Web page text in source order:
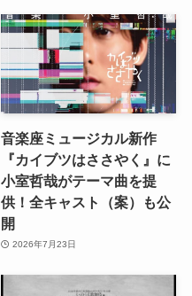
音楽座ミュージカル新作
『カイブツはささやく』に
小室哲哉がテーマ曲を提
供！全キャスト（案）も公
開
2026年7月23日